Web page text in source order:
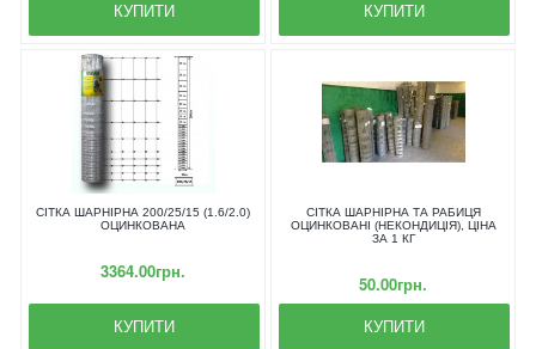
КУПИТИ КУПИТИ
СІТКА ШАРНІРНА 200/25/15 (1.6/2.0)
ОЦИНКОВАНА
3364.00грн.
КУПИТИ
СІТКА ШАРНІРНА ТА РАБИЦЯ
ОЦИНКОВАНІ (НЕКОНДИЦІЯ), ЦІНА
ЗА 1 КГ
50.00грн.
КУПИТИ